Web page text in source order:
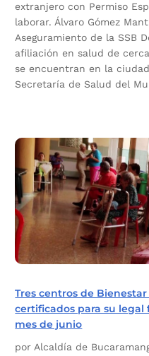
extranjero con Permiso
laborar. Álvaro Gómez
Aseguramiento de la SSB
afiliación en salud de
se encuentran en la
Secretaría de Salud del
Tres centros de
certificados para su
mes de junio
porAlcaldía de